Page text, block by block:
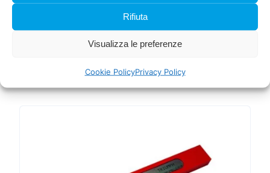
Rifiuta
Visualizza le preferenze
Cookie PolicyPrivacy Policy
Spatola PRO Deluxe da 15cm
24,00€ IVA inclusa